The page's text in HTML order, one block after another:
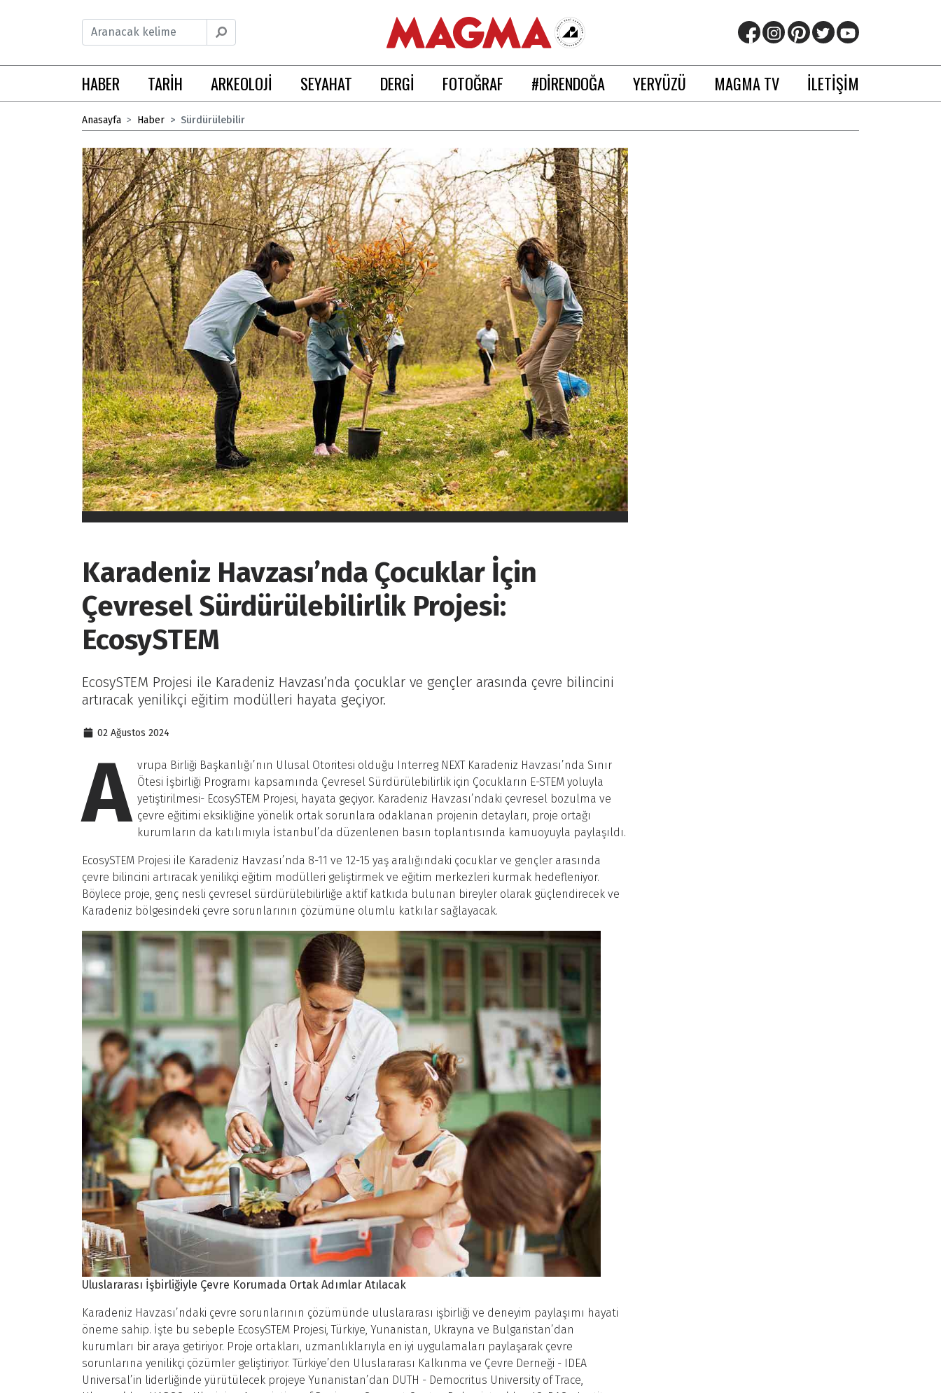
HABER TARİH ARKEOLOJİ SEYAHAT DERGİ FOTOĞRAF #DİRENDOĞA YERYÜZÜ MAGMA TV İLETİŞİM
Anasayfa Haber Sürdürülebilir
Karadeniz Havzası’nda Çocuklar İçin
Çevresel Sürdürülebilirlik Projesi:
EcosySTEM
EcosySTEM Projesi ile Karadeniz Havzası’nda çocuklar ve gençler arasında çevre bilincini
artıracak yenilikçi eğitim modülleri hayata geçiyor.
02 Ağustos 2024
A vrupa Birliği Başkanlığı’nın Ulusal Otoritesi olduğu Interreg NEXT Karadeniz Havzası’nda Sınır
Ötesi İşbirliği Programı kapsamında Çevresel Sürdürülebilirlik için Çocukların E-STEM yoluyla
yetiştirilmesi- EcosySTEM Projesi, hayata geçiyor. Karadeniz Havzası’ndaki çevresel bozulma ve
çevre eğitimi eksikliğine yönelik ortak sorunlara odaklanan projenin detayları, proje ortağı
kurumların da katılımıyla İstanbul’da düzenlenen basın toplantısında kamuoyuyla paylaşıldı.
EcosySTEM Projesi ile Karadeniz Havzası’nda 8-11 ve 12-15 yaş aralığındaki çocuklar ve gençler arasında
çevre bilincini artıracak yenilikçi eğitim modülleri geliştirmek ve eğitim merkezleri kurmak hedefleniyor.
Böylece proje, genç nesli çevresel sürdürülebilirliğe aktif katkıda bulunan bireyler olarak güçlendirecek ve
Karadeniz bölgesindeki çevre sorunlarının çözümüne olumlu katkılar sağlayacak.
Uluslararası İşbirliğiyle Çevre Korumada Ortak Adımlar Atılacak
Karadeniz Havzası’ndaki çevre sorunlarının çözümünde uluslararası işbirliği ve deneyim paylaşımı hayati
öneme sahip. İşte bu sebeple EcosySTEM Projesi, Türkiye, Yunanistan, Ukrayna ve Bulgaristan’dan
kurumları bir araya getiriyor. Proje ortakları, uzmanlıklarıyla en iyi uygulamaları paylaşarak çevre
sorunlarına yenilikçi çözümler geliştiriyor. Türkiye’den Uluslararası Kalkınma ve Çevre Derneği - IDEA
Universal’in liderliğinde yürütülecek projeye Yunanistan’dan DUTH - Democritus University of Trace,